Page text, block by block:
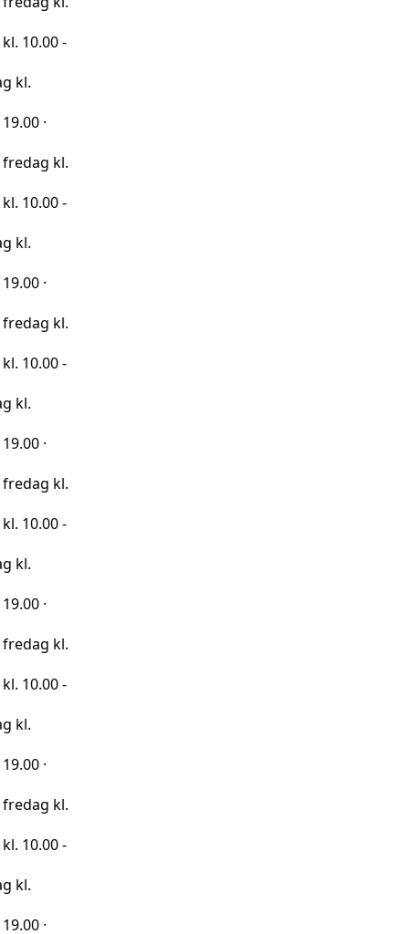
-
-
-
-
-
-